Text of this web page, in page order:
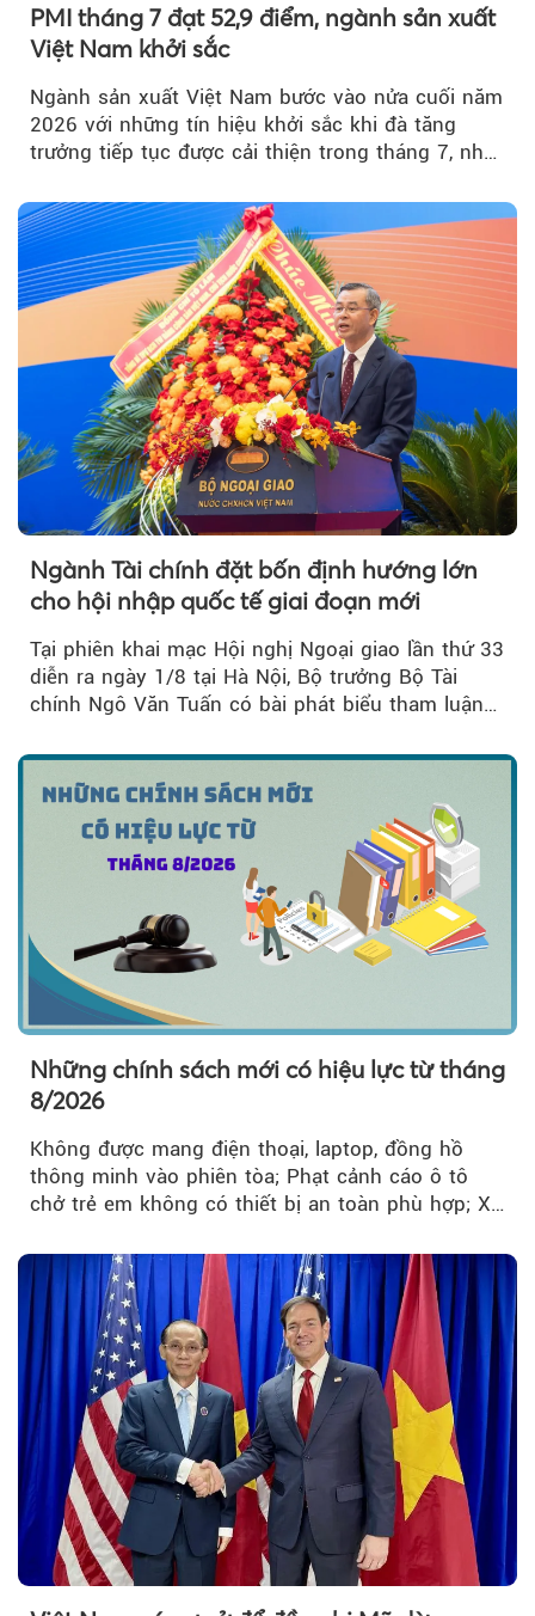
PMI tháng 7 đạt 52,9 điểm, ngành sản xuất
Việt Nam khởi sắc
Ngành sản xuất Việt Nam bước vào nửa cuối năm
2026 với những tín hiệu khởi sắc khi đà tăng
trưởng tiếp tục được cải thiện trong tháng 7, nhờ
nhiệt và niềm tin kinh doanh dần phục hồi.
Ngành Tài chính đặt bốn định hướng lớn
cho hội nhập quốc tế giai đoạn mới
Tại phiên khai mạc Hội nghị Ngoại giao lần thứ 33
diễn ra ngày 1/8 tại Hà Nội, Bộ trưởng Bộ Tài
chính Ngô Văn Tuấn có bài phát biểu tham luận
Những chính sách mới có hiệu lực từ tháng
8/2026
Không được mang điện thoại, laptop, đồng hồ
thông minh vào phiên tòa; Phạt cảnh cáo ô tô
chở trẻ em không có thiết bị an toàn phù hợp; Xe
với Bộ Công an… là những chính sách mới có
hiệu lực từ tháng 8/2026.